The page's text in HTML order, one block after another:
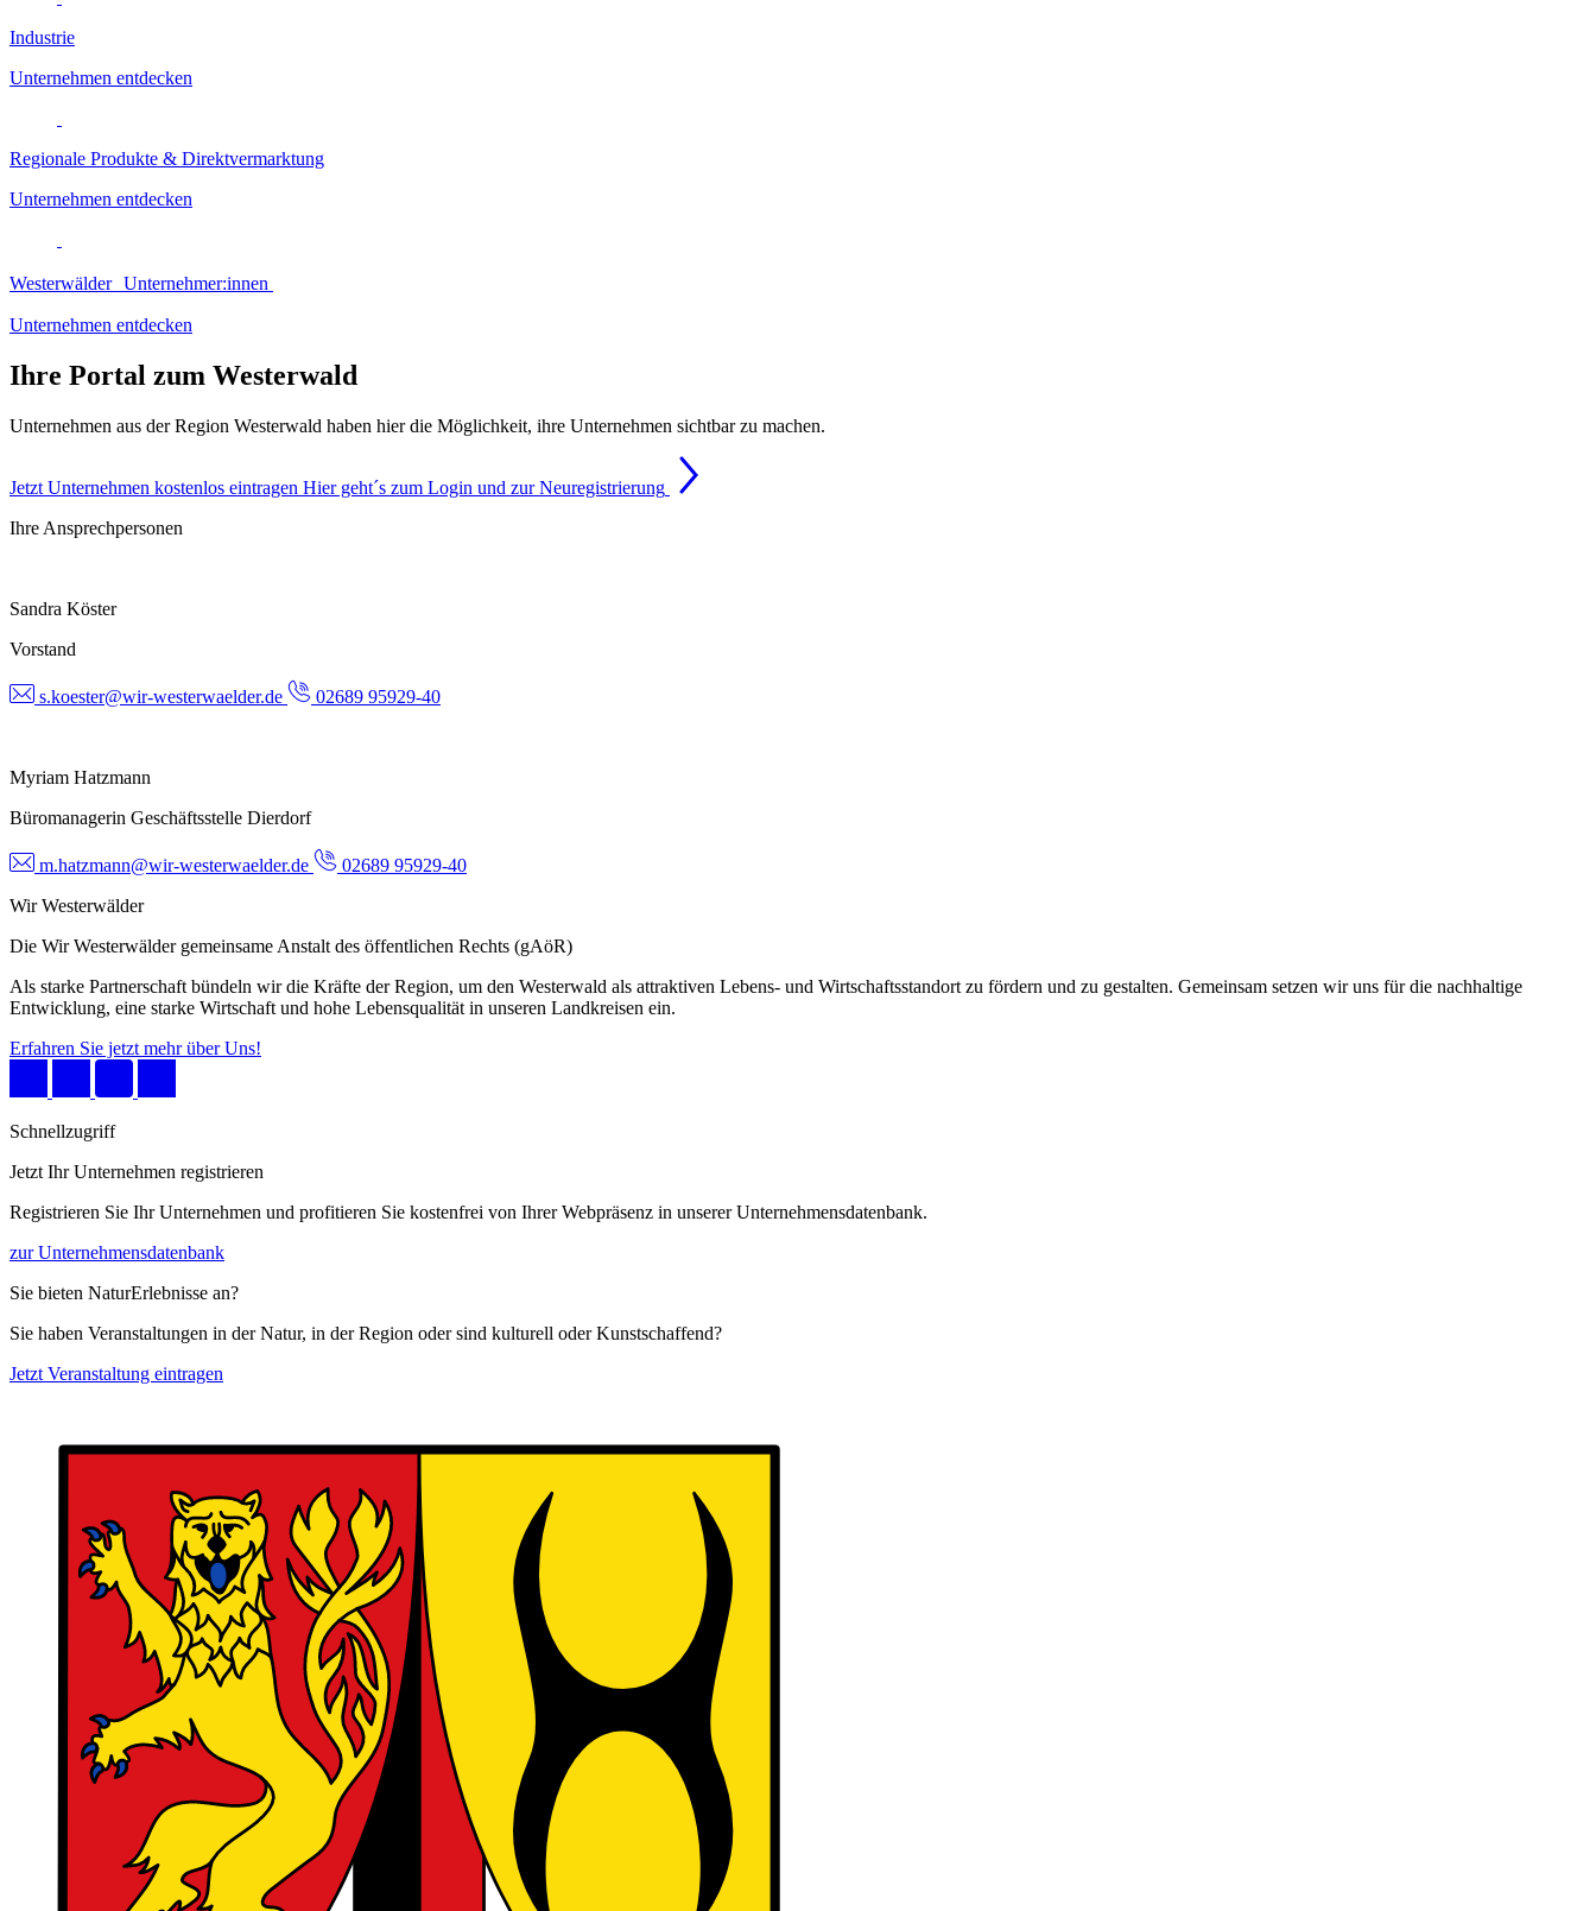
Industrie
Unternehmen entdecken
Regionale Produkte & Direktvermarktung
Unternehmen entdecken
Westerwälder Unternehmer:innen
Unternehmen entdecken
Ihre Portal zum Westerwald
Unternehmen aus der Region Westerwald haben hier die Möglichkeit, ihre Unternehmen sichtbar zu machen.
Jetzt Unternehmen kostenlos eintragen Hier geht´s zum Login und zur Neuregistrierung
Ihre Ansprechpersonen
Sandra Köster
Vorstand
s.koester@wir-westerwaelder.de 02689 95929-40
Myriam Hatzmann
Büromanagerin Geschäftsstelle Dierdorf
m.hatzmann@wir-westerwaelder.de
02689 95929-40
Wir Westerwälder
Die Wir Westerwälder gemeinsame Anstalt des öffentlichen Rechts (gAöR)
Als starke Partnerschaft bündeln wir die Kräfte der Region, um den Westerwald als attraktiven Lebens- und Wirtschaftsstandort zu fördern und zu gestalten. Gemeinsam setzen wir uns für die nachhaltige
Entwicklung, eine starke Wirtschaft und hohe Lebensqualität in unseren Landkreisen ein.
Erfahren Sie jetzt mehr über Uns!
Schnellzugriff
Jetzt Ihr Unternehmen registrieren
Registrieren Sie Ihr Unternehmen und profitieren Sie kostenfrei von Ihrer Webpräsenz in unserer Unternehmensdatenbank.
zur Unternehmensdatenbank
Sie bieten NaturErlebnisse an?
Sie haben Veranstaltungen in der Natur, in der Region oder sind kulturell oder Kunstschaffend?
Jetzt Veranstaltung eintragen